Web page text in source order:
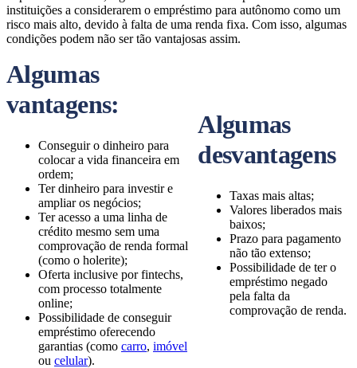
instituições a considerarem o empréstimo para autônomo como um
risco mais alto, devido à falta de uma renda fixa. Com isso, algumas
condições podem não ser tão vantajosas assim.
Algumas
vantagens:
Conseguir o dinheiro para
colocar a vida financeira em
ordem;
Ter dinheiro para investir e
ampliar os negócios;
Ter acesso a uma linha de
crédito mesmo sem uma
comprovação de renda formal
(como o holerite);
Oferta inclusive por fintechs,
com processo totalmente
online;
Possibilidade de conseguir
empréstimo oferecendo
garantias (como carro, imóvel
ou celular).
Algumas
desvantagens
Taxas mais altas;
Valores liberados mais
baixos;
Prazo para pagamento
não tão extenso;
Possibilidade de ter o
empréstimo negado
pela falta da
comprovação de renda.